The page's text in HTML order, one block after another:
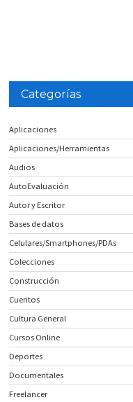
Categorías
Aplicaciones
Aplicaciones/Herramientas
Audios
AutoEvaluación
Autor y Escritor
Bases de datos
Celulares/Smartphones/PDAs
Colecciones
Construcción
Cuentos
Cultura General
Cursos Online
Deportes
Documentales
Freelancer